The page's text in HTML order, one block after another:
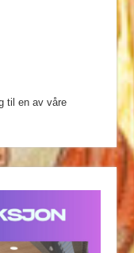
til en av våre